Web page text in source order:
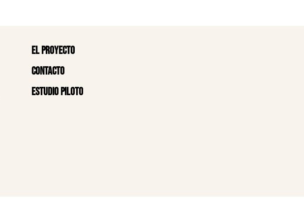
El proyecto
Contacto
Estudio piloto